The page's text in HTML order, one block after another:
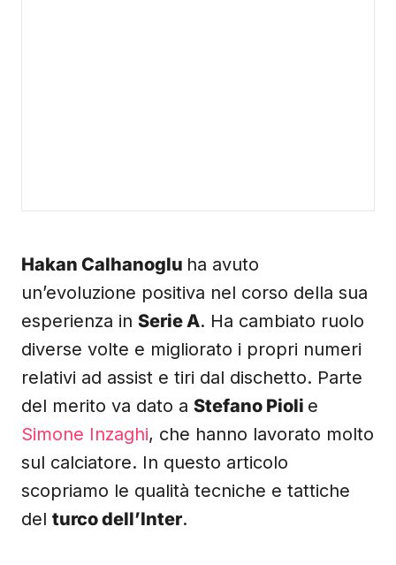
Hakan Calhanoglu ha avuto
un’evoluzione positiva nel corso della sua
esperienza in Serie A. Ha cambiato ruolo
diverse volte e migliorato i propri numeri
relativi ad assist e tiri dal dischetto. Parte
del merito va dato a Stefano Pioli e
Simone Inzaghi, che hanno lavorato molto
sul calciatore. In questo articolo
scopriamo le qualità tecniche e tattiche
del turco dell’Inter.